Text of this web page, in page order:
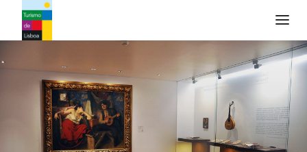
Logo de Turismo de Lisboa